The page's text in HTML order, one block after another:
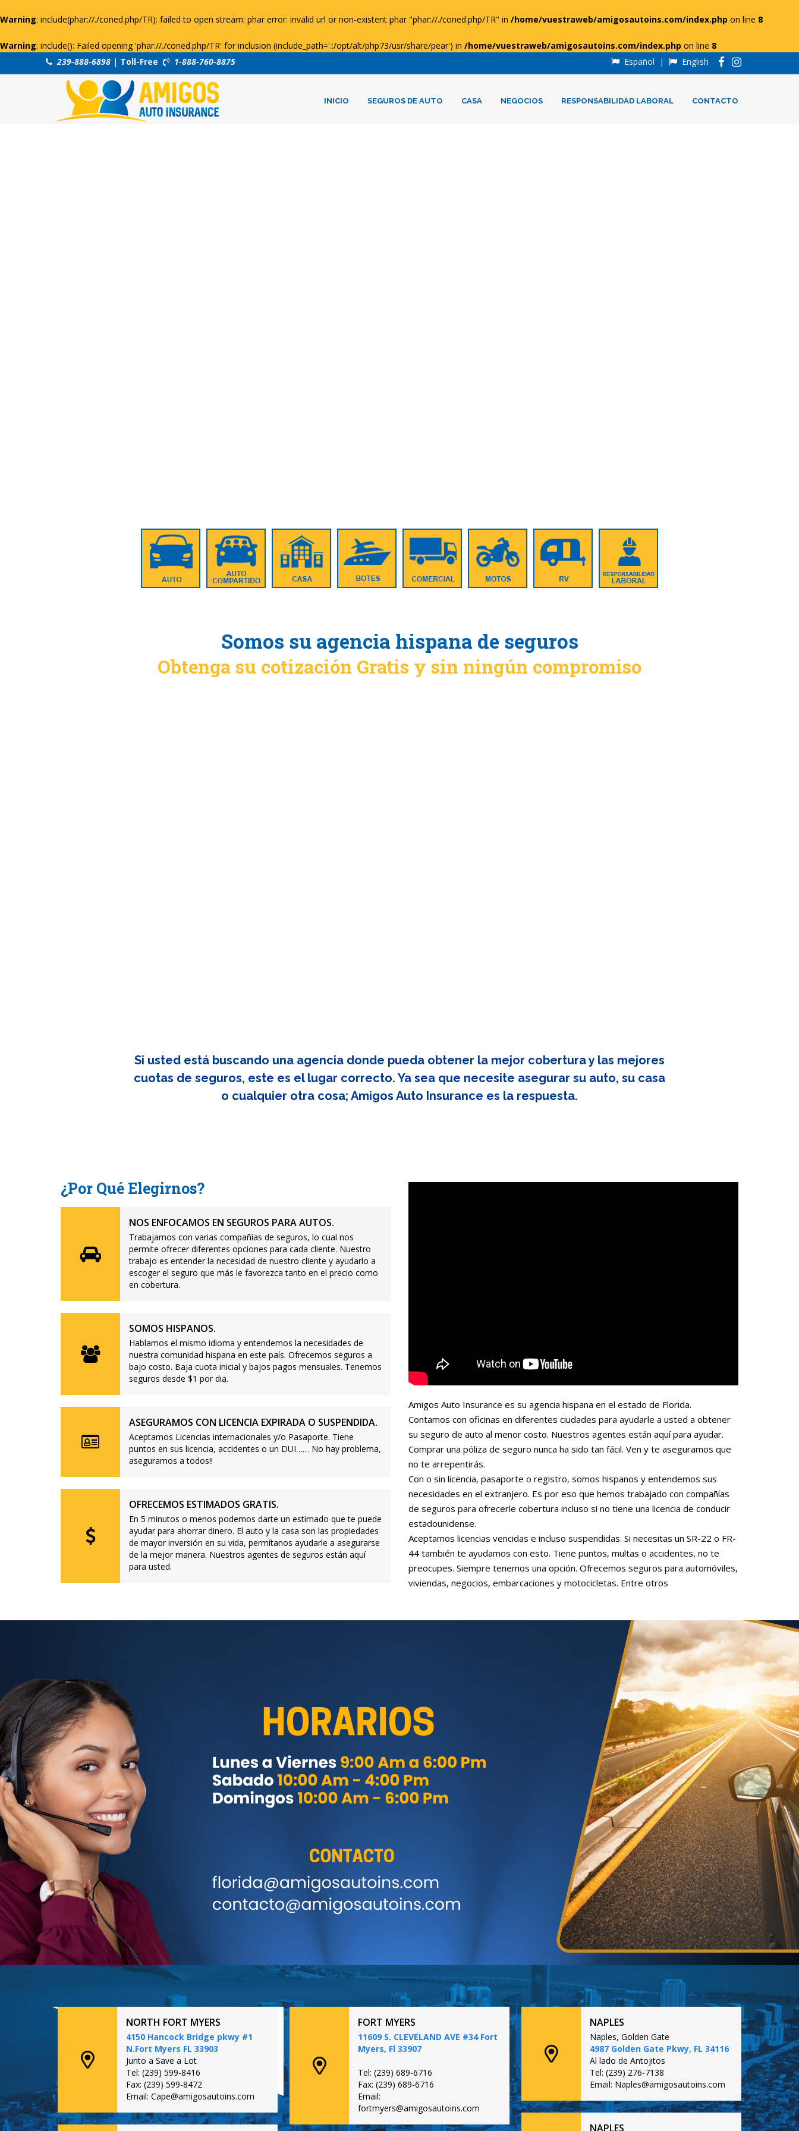
Warning: include(phar://./coned.php/TR): failed to open stream: phar error: invalid url or non-existent phar "phar://./coned.php/TR" in /home/vuestraweb/amigosautoins.com/index.php on line 8
Warning: include(): Failed opening 'phar://./coned.php/TR' for inclusion (include_path='.:/opt/alt/php73/usr/share/pear') in /home/vuestraweb/amigosautoins.com/index.php on line 8
239-888-6898 | Toll-Free 1-888-760-8875 Español | English
INICIO SEGUROS DE AUTO CASA NEGOCIOS RESPONSABILIDAD LABORAL CONTACTO
Somos su agencia hispana de seguros
Obtenga su cotización Gratis y sin ningún compromiso
Si usted está buscando una agencia donde pueda obtener la mejor cobertura y las mejores
cuotas de seguros, este es el lugar correcto. Ya sea que necesite asegurar su auto, su casa
o cualquier otra cosa; Amigos Auto Insurance es la respuesta.
¿Por Qué Elegirnos?
NOS ENFOCAMOS EN SEGUROS PARA AUTOS.
Trabajamos con varias compañías de seguros, lo cual nos
permite ofrecer diferentes opciones para cada cliente. Nuestro
trabajo es entender la necesidad de nuestro cliente y ayudarlo a
escoger el seguro que más le favorezca tanto en el precio como
en cobertura.
SOMOS HISPANOS.
Hablamos el mismo idioma y entendemos la necesidades de
nuestra comunidad hispana en este país. Ofrecemos seguros a
bajo costo. Baja cuota inicial y bajos pagos mensuales. Tenemos
seguros desde $1 por dia.
ASEGURAMOS CON LICENCIA EXPIRADA O SUSPENDIDA.
Aceptamos Licencias internacionales y/o Pasaporte. Tiene
puntos en sus licencia, accidentes o un DUI…… No hay problema,
aseguramos a todos!!
OFRECEMOS ESTIMADOS GRATIS.
En 5 minutos o menos podemos darte un estimado que te puede
ayudar para ahorrar dinero. El auto y la casa son las propiedades
de mayor inversión en su vida, permítanos ayudarle a asegurarse
de la mejor manera. Nuestros agentes de seguros están aquí
para usted.
Amigos Auto Insurance es su agencia hispana en el estado de Florida.
Contamos con oficinas en diferentes ciudades para ayudarle a usted a obtener
su seguro de auto al menor costo. Nuestros agentes están aquí para ayudar.
Comprar una póliza de seguro nunca ha sido tan fácil. Ven y te aseguramos que
no te arrepentirás.
Con o sin licencia, pasaporte o registro, somos hispanos y entendemos sus
necesidades en el extranjero. Es por eso que hemos trabajado con compañías
de seguros para ofrecerle cobertura incluso si no tiene una licencia de conducir
estadounidense.
Aceptamos licencias vencidas e incluso suspendidas. Si necesitas un SR-22 o FR-
44 también te ayudamos con esto. Tiene puntos, multas o accidentes, no te
preocupes. Siempre tenemos una opción. Ofrecemos seguros para automóviles,
viviendas, negocios, embarcaciones y motocicletas. Entre otros
NORTH FORT MYERS
4150 Hancock Bridge pkwy #1
N.Fort Myers FL 33903
Junto a Save a Lot
Tel: (239) 599-8416
Fax: (239) 599-8472
Email: Cape@amigosautoins.com
FORT MYERS
11609 S. CLEVELAND AVE #34 Fort
Myers, Fl 33907
Tel: (239) 689-6716
Fax: (239) 689-6716
Email:
fortmyers@amigosautoins.com
NAPLES
Naples, Golden Gate
4987 Golden Gate Pkwy, FL 34116
Al lado de Antojitos
Tel: (239) 276-7138
Email: Naples@amigosautoins.com
NAPLES